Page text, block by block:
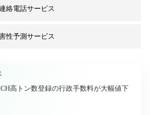
絡電話サービス
性予測サービス
高トン数登録の行政手数料が大幅値下